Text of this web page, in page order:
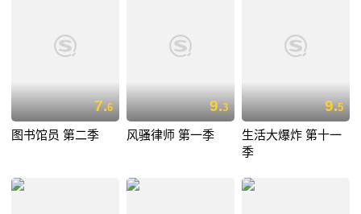
7.6
图书馆员 第二季
9.3
风骚律师 第一季
9.5
生活大爆炸 第十一
季